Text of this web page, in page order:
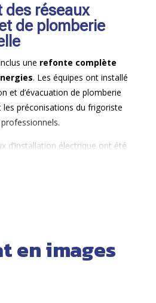
sur mesurea été mis en
circulation d’air continue et une
buées.
des réseaux
de plomberie
une refonte complète
. Les équipes ont installé
et d’évacuation de plomberie
préconisations du frigoriste
d’installation électrique ont été
de sécurité en vigueur pour
en images